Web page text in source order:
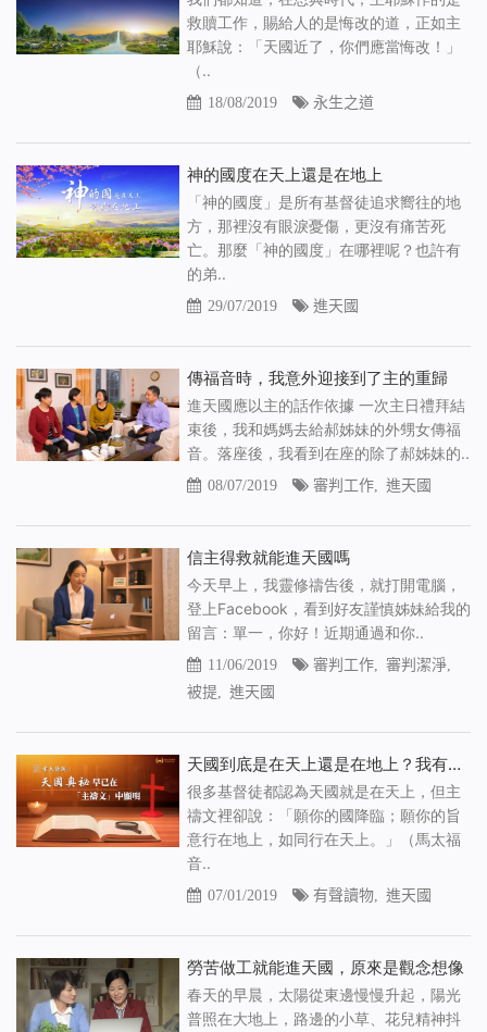
救贖工作，賜給人的是悔改的道，正如主
耶穌說：「天國近了，你們應當悔改！」
（..
18/08/2019 永生之道
神的國度在天上還是在地上
「神的國度」是所有基督徒追求嚮往的地
方，那裡沒有眼淚憂傷，更沒有痛苦死
亡。那麼「神的國度」在哪裡呢？也許有
的弟..
29/07/2019 進天國
傳福音時，我意外迎接到了主的重歸
進天國應以主的話作依據 一次主日禮拜結
束後，我和媽媽去給郝姊妹的外甥女傳福
音。落座後，我看到在座的除了郝姊妹的..
08/07/2019 審判工作, 進天國
信主得救就能進天國嗎
今天早上，我靈修禱告後，就打開電腦，
登上Facebook，看到好友謹慎姊妹給我的
留言：單一，你好！近期通過和你..
11/06/2019 審判工作, 審判潔淨,
被提
進天國
天國到底是在天上還是在地上？我有了答案
很多基督徒都認為天國就是在天上，但主
禱文裡卻說：「願你的國降臨；願你的旨
意行在地上，如同行在天上。」（馬太福
音..
07/01/2019 有聲讀物, 進天國
勞苦做工就能進天國，原來是觀念想像
春天的早晨，太陽從東邊慢慢升起，陽光
普照在大地上，路邊的小草、花兒精神抖